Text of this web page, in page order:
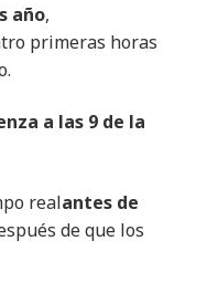
año,
primeras horas
a las 9 de la
realantes de
de que los